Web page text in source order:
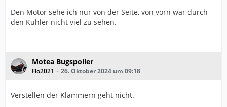
Den Motor sehe ich nur von der Seite, von vorn war durch
den Kühler nicht viel zu sehen.
Motea Bugspoiler
Flo2021 26. Oktober 2024 um 09:18
Verstellen der Klammern geht nicht.